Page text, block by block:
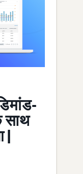
साथ
|